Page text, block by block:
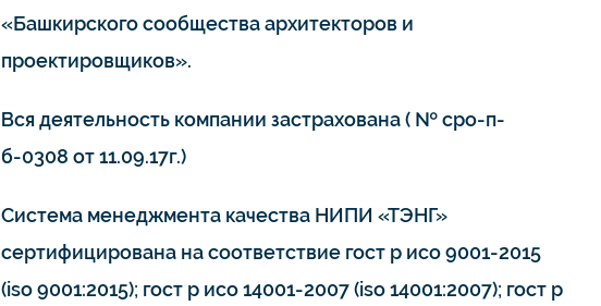
«Башкирского сообщества архитекторов и
проектировщиков».
Вся деятельность компании застрахована ( № сро-п-
б-0308 от 11.09.17г.)
Система менеджмента качества НИПИ «ТЭНГ»
сертифицирована на соответствие гост р исо 9001-2015
(iso 9001:2015); гост р исо 14001-2007 (iso 14001:2007); гост р